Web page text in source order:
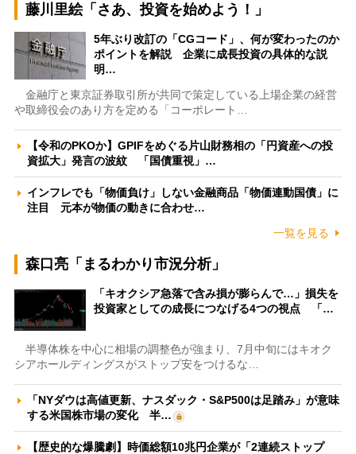
藤川里絵「さあ、投資を始めよう！」
5年ぶり改訂の「CGコード」、何が変わったのか
ポイントを解説 企業に成長投資の具体的な説
明…
金融庁と東京証券取引所が共同で策定している上場企業の経営
や取締役会のあり方を定める「コーポレート…
【令和のPKOか】GPIFをめぐる片山財務相の「円資産への投
資拡大」発言の波紋 「国債重視」…
インフレでも「物価負け」しない金融商品「物価連動国債」に
注目 元本が物価の動きに合わせ…
一覧を見る
森口亮「まるわかり市況分析」
「キオクシア急落で含み損が膨らんで…」損失を
投資家としての成長につなげる4つの視点 「…
半導体株を中心に相場の調整色が強まり、7月中旬にはキオク
シアホールディングスがストップ安をつけるな…
「NYダウは高値更新、ナスダック・S&P500は足踏み」が意味
する米国株市場の変化 半…
【歴史的な爆騰劇】時価総額10兆円企業が「2連続ストップ